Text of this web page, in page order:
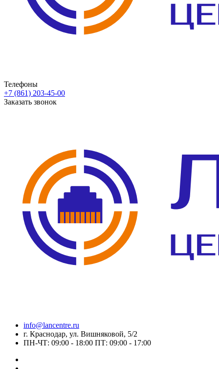
Телефоны
+7 (861) 203-45-00
Заказать звонок
info@lancentre.ru
г. Краснодар, ул. Вишняковой, 5/2
ПН-ЧТ: 09:00 - 18:00 ПТ: 09:00 - 17:00